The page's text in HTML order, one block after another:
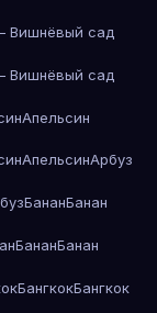
Вишнёвый сад
Вишнёвый сад
Апельсин
АпельсинАрбуз
БананБанан
БананБанан
БангкокБангкок